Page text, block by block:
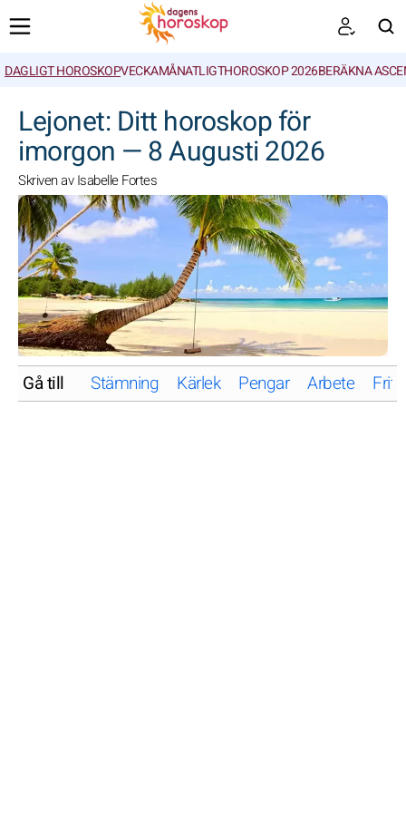
DAGLIGT HOROSKOPVECKAMÅNATLIGTHOROSKOP 2026BERÄKNA
Lejonet: Ditt horoskop för
imorgon — 8 Augusti 2026
Skriven av Isabelle Fortes
Gå till Stämning Kärlek Pengar Arbete